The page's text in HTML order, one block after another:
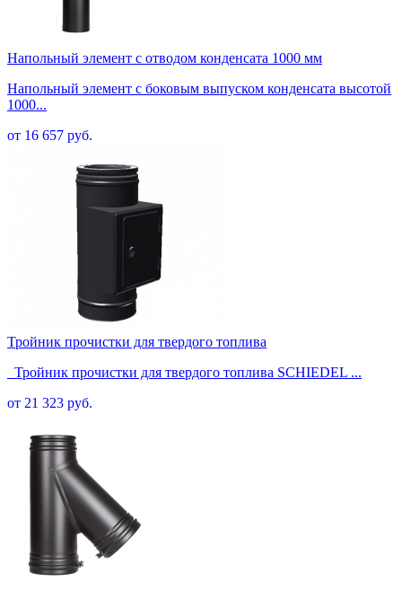
Напольный элемент с отводом конденсата 1000 мм
Напольный элемент с боковым выпуском конденсата высотой
1000...
от 16 657 руб.
Тройник прочистки для твердого топлива
Тройник прочистки для твердого топлива SCHIEDEL ...
от 21 323 руб.